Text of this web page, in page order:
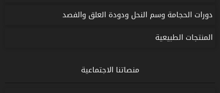
دورات الحجامة وسم النحل ودودة العلق والفصد
المنتجات الطبيعية
منصاتنا الاجتماعية